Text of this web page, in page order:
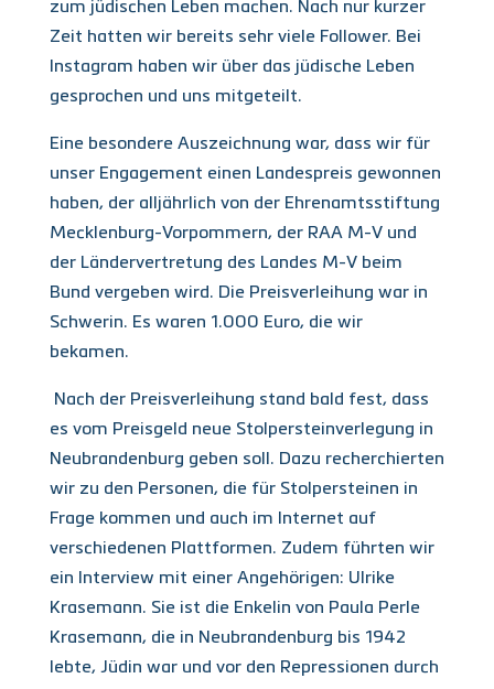
zum jüdischen Leben machen. Nach nur kurzer
Zeit hatten wir bereits sehr viele Follower. Bei
Instagram haben wir über das jüdische Leben
gesprochen und uns mitgeteilt.
Eine besondere Auszeichnung war, dass wir für
unser Engagement einen Landespreis gewonnen
haben, der alljährlich von der Ehrenamtsstiftung
Mecklenburg-Vorpommern, der RAA M-V und
der Ländervertretung des Landes M-V beim
Bund vergeben wird. Die Preisverleihung war in
Schwerin. Es waren 1.000 Euro, die wir
bekamen.
Nach der Preisverleihung stand bald fest, dass
es vom Preisgeld neue Stolpersteinverlegung in
Neubrandenburg geben soll. Dazu recherchierten
wir zu den Personen, die für Stolpersteinen in
Frage kommen und auch im Internet auf
verschiedenen Plattformen. Zudem führten wir
ein Interview mit einer Angehörigen: Ulrike
Krasemann. Sie ist die Enkelin von Paula Perle
Krasemann, die in Neubrandenburg bis 1942
lebte, Jüdin war und vor den Repressionen durch